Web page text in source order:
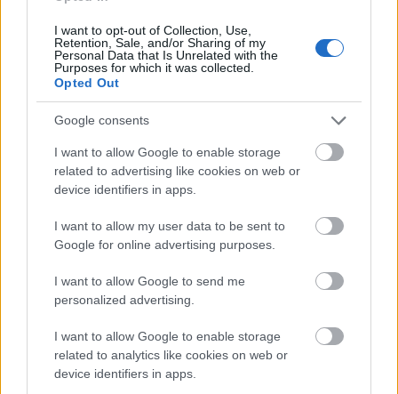
I want to opt-out of Collection, Use,
Retention, Sale, and/or Sharing of my
Personal Data that Is Unrelated with the
Purposes for which it was collected.
Opted Out
Google consents
I want to allow Google to enable storage
related to advertising like cookies on web or
device identifiers in apps.
I want to allow my user data to be sent to
Google for online advertising purposes.
I want to allow Google to send me
personalized advertising.
I want to allow Google to enable storage
related to analytics like cookies on web or
device identifiers in apps.
zajlik a huzavona a magyar kormány és az Európai
Veszteséglista: büntetések az EU-s
forrásoknál